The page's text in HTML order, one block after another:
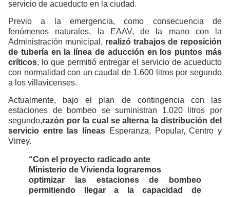
servicio de acueducto en la ciudad.
Previo a la emergencia, como consecuencia de
fenómenos naturales, la EAAV, de la mano con la
Administración municipal, realizó trabajos de reposición
de tubería en la línea de aducción en los puntos más
críticos, lo que permitió entregar el servicio de acueducto
con normalidad con un caudal de 1.600 litros por segundo
a los villavicenses.
Actualmente, bajo el plan de contingencia con las
estaciones de bombeo se suministran 1.020 litros por
segundo,razón por la cual se alterna la distribución del
servicio entre las líneas Esperanza, Popular, Centro y
Virrey.
“Con el proyecto radicado ante
Ministerio de Vivienda lograremos
optimizar las estaciones de bombeo
permitiendo llegar a la capacidad de